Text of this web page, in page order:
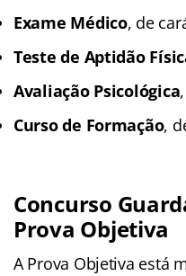
Exame Médico, de
Teste de Aptidão
Avaliação Psicológica
Curso de Formação,
Concurso
Prova Objetiva
A Prova Objetiva está